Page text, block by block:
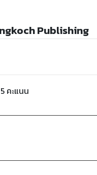
Publishing
5 คะแนน